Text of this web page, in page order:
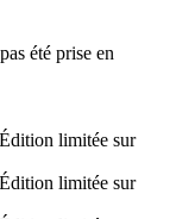
été prise en